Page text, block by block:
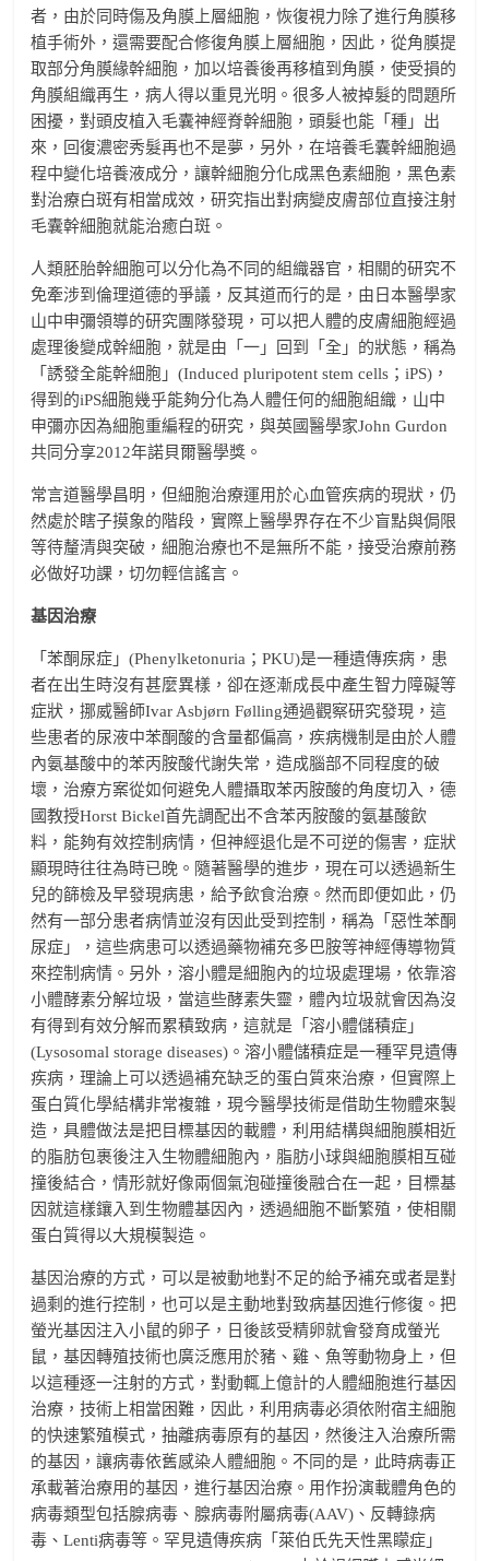
者，由於同時傷及角膜上層細胞，恢復視力除了進行角膜移
植手術外，還需要配合修復角膜上層細胞，因此，從角膜提
取部分角膜緣幹細胞，加以培養後再移植到角膜，使受損的
角膜組織再生，病人得以重見光明。很多人被掉髮的問題所
困擾，對頭皮植入毛囊神經脊幹細胞，頭髮也能「種」出
來，回復濃密秀髮再也不是夢，另外，在培養毛囊幹細胞過
程中變化培養液成分，讓幹細胞分化成黑色素細胞，黑色素
對治療白斑有相當成效，研究指出對病變皮膚部位直接注射
毛囊幹細胞就能治癒白斑。
人類胚胎幹細胞可以分化為不同的組織器官，相關的研究不
免牽涉到倫理道德的爭議，反其道而行的是，由日本醫學家
山中申彌領導的研究團隊發現，可以把人體的皮膚細胞經過
處理後變成幹細胞，就是由「一」回到「全」的狀態，稱為
「誘發全能幹細胞」(Induced pluripotent stem cells；iPS)，
得到的iPS細胞幾乎能夠分化為人體任何的細胞組織，山中
申彌亦因為細胞重編程的研究，與英國醫學家John Gurdon
共同分享2012年諾貝爾醫學獎。
常言道醫學昌明，但細胞治療運用於心血管疾病的現狀，仍
然處於瞎子摸象的階段，實際上醫學界存在不少盲點與侷限
等待釐清與突破，細胞治療也不是無所不能，接受治療前務
必做好功課，切勿輕信謠言。
基因治療
「苯酮尿症」(Phenylketonuria；PKU)是一種遺傳疾病，患
者在出生時沒有甚麼異樣，卻在逐漸成長中產生智力障礙等
症狀，挪威醫師Ivar Asbjørn Følling通過觀察研究發現，這
些患者的尿液中苯酮酸的含量都偏高，疾病機制是由於人體
內氨基酸中的苯丙胺酸代謝失常，造成腦部不同程度的破
壞，治療方案從如何避免人體攝取苯丙胺酸的角度切入，德
國教授Horst Bickel首先調配出不含苯丙胺酸的氨基酸飲
料，能夠有效控制病情，但神經退化是不可逆的傷害，症狀
顯現時往往為時已晚。隨著醫學的進步，現在可以透過新生
兒的篩檢及早發現病患，給予飲食治療。然而即便如此，仍
然有一部分患者病情並沒有因此受到控制，稱為「惡性苯酮
尿症」，這些病患可以透過藥物補充多巴胺等神經傳導物質
來控制病情。另外，溶小體是細胞內的垃圾處理場，依靠溶
小體酵素分解垃圾，當這些酵素失靈，體內垃圾就會因為沒
有得到有效分解而累積致病，這就是「溶小體儲積症」
(Lysosomal storage diseases)。溶小體儲積症是一種罕見遺傳
疾病，理論上可以透過補充缺乏的蛋白質來治療，但實際上
蛋白質化學結構非常複雜，現今醫學技術是借助生物體來製
造，具體做法是把目標基因的載體，利用結構與細胞膜相近
的脂肪包裹後注入生物體細胞內，脂肪小球與細胞膜相互碰
撞後結合，情形就好像兩個氣泡碰撞後融合在一起，目標基
因就這樣鑲入到生物體基因內，透過細胞不斷繁殖，使相關
蛋白質得以大規模製造。
基因治療的方式，可以是被動地對不足的給予補充或者是對
過剩的進行控制，也可以是主動地對致病基因進行修復。把
螢光基因注入小鼠的卵子，日後該受精卵就會發育成螢光
鼠，基因轉殖技術也廣泛應用於豬、雞、魚等動物身上，但
以這種逐一注射的方式，對動輒上億計的人體細胞進行基因
治療，技術上相當困難，因此，利用病毒必須依附宿主細胞
的快速繁殖模式，抽離病毒原有的基因，然後注入治療所需
的基因，讓病毒依舊感染人體細胞。不同的是，此時病毒正
承載著治療用的基因，進行基因治療。用作扮演載體角色的
病毒類型包括腺病毒、腺病毒附屬病毒(AAV)、反轉錄病
毒、Lenti病毒等。罕見遺傳疾病「萊伯氏先天性黑矇症」